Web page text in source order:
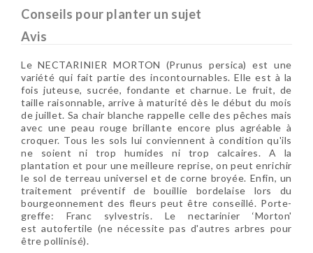
Conseils pour planter un sujet
Avis
Le NECTARINIER MORTON (Prunus persica) est une
variété qui fait partie des incontournables. Elle est à la
fois juteuse, sucrée, fondante et charnue. Le fruit, de
taille raisonnable, arrive à maturité dès le début du mois
de juillet. Sa chair blanche rappelle celle des pêches mais
avec une peau rouge brillante encore plus agréable à
croquer. Tous les sols lui conviennent à condition qu'ils
ne soient ni trop humides ni trop calcaires. A la
plantation et pour une meilleure reprise, on peut enrichir
le sol de terreau universel et de corne broyée. Enfin, un
traitement préventif de bouillie bordelaise lors du
bourgeonnement des fleurs peut être conseillé. Porte-
greffe: Franc sylvestris. Le nectarinier ‘Morton'
est autofertile (ne nécessite pas d'autres arbres pour
être pollinisé).